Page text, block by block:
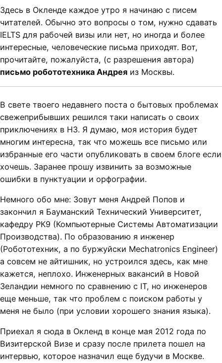
Здесь в Окленде каждое утро я начинаю с писем
читателей. Обычно это вопросы о том, нужно сдавать
IELTS для рабочей визы или нет, но иногда и более
интересные, человеческие письма приходят. Вот,
прочитайте, пожалуйста, (с разрешения автора)
письмо робототехника Андрея из Москвы.
В свете твоего недавнего поста о бытовых проблемах
свежеприбывших решился таки написать о своих
приключениях в НЗ. Я думаю, моя история будет
многим интересна, так что можешь все письмо или
избранные его части опубликовать в своем блоге если
хочешь. Заранее прошу извинить за возможные
ошибки в пунктуации и орфографии.
Немного обо мне: Зовут меня Андрей Попов и
закончил я Бауманский Технический Университет,
кафедру РК9 (Компьютерные Системы Автоматизации
Производства). По образованию я инженер
(Робототехник, а по буржуйски Mechatronics Engineer)
а совсем не айтишник, но устроился здесь, как мне
кажется, неплохо. Инженерных вакансий в Новой
Зеландии немного по сравнению с IT, но инженеров
еще меньше, так что проблем с поиском работы у
меня не было (при условии хорошего знания языка).
Приехал я сюда в Окленд в конце мая 2012 года по
Визитерской Визе и сразу после прилета пошел на
интервью, которое назначил еще будучи в Москве.